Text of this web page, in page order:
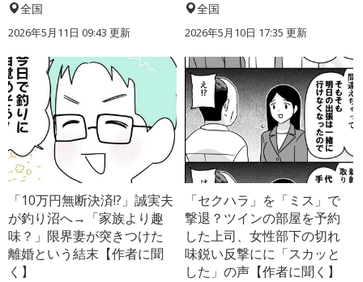
全国
2026年5月11日 09:43 更新
全国
2026年5月10日 17:35 更新
「10万円無断決済!?」誠実夫
が釣り沼へ→「家族より趣
味？」限界妻が突きつけた
離婚という結末【作者に聞
く】
「セクハラ」を「ミス」で
撃退？ツインの部屋を予約
した上司、女性部下の切れ
味鋭い反撃にに「スカッと
した」の声【作者に聞く】